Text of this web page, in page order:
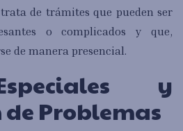
de trámites que pueden ser
o complicados y que,
de manera presencial.
y
de Problemas